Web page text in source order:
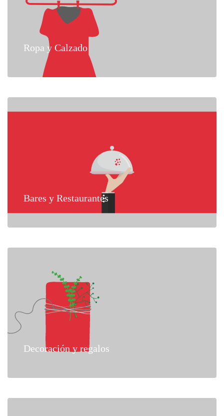
Ropa y Calzado
Bares y Restaurantes
Decoración y regalos